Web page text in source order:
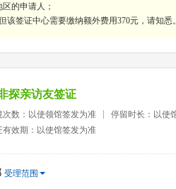
的申请人；
该签证中心需要缴纳额外费用370元，请知悉。
探亲访友签证
次数：以使领馆签发为准
停留时长：以使
有效期：以使馆签发为准
受理范围